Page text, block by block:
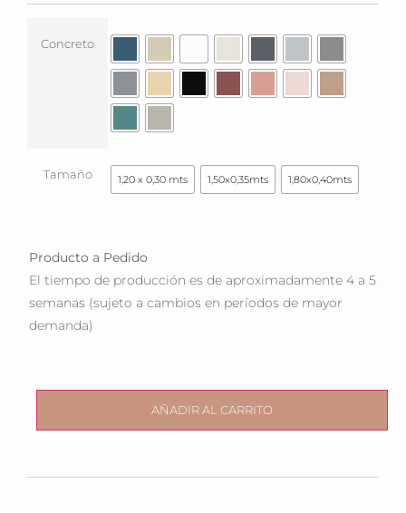
Concreto
Tamaño 1,20 x 0,30 mts 1,50x0,35mts 1,80x0,40mts
Producto a Pedido
El tiempo de producción es de aproximadamente 4 a 5
semanas (sujeto a cambios en períodos de mayor
demanda)
AÑADIR AL CARRITO